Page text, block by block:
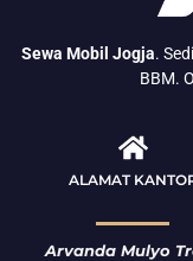
Sewa Mobil Jogja.
BBM.
ALAMAT
Arvanda Mulyo